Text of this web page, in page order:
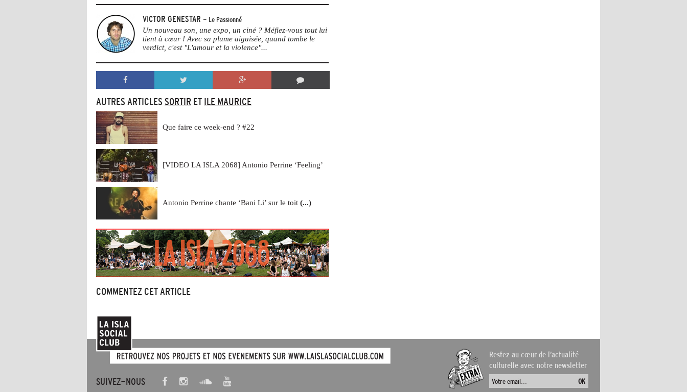
VICTOR GENESTAR - Le Passionné
Un nouveau son, une expo, un ciné ? Méfiez-vous tout lui
tient à cœur ! Avec sa plume aiguisée, quand tombe le
verdict, c'est "L'amour et la violence"...
AUTRES ARTICLES SORTIR ET ILE MAURICE
Que faire ce week-end ? #22
[VIDEO LA ISLA 2068] Antonio Perrine ‘Feeling’
Antonio Perrine chante ‘Bani Li’ sur le toit (...)
COMMENTEZ CET ARTICLE
SUIVEZ-NOUS
Restez au cœur de l’actualité
culturelle avec notre newsletter
OK